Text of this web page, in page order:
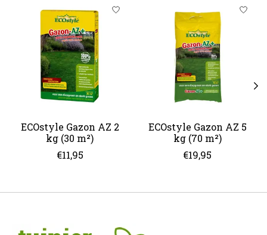
Items van productcarrousel
ECOstyle Gazon AZ 2
kg (30 m²)
€11,95
ECOstyle Gazon AZ 5
kg (70 m²)
€19,95